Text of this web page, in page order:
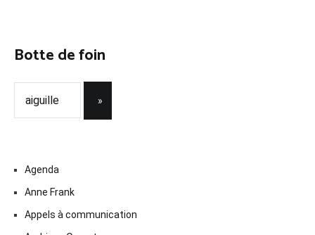
Botte de foin
Agenda
Anne Frank
Appels à communication